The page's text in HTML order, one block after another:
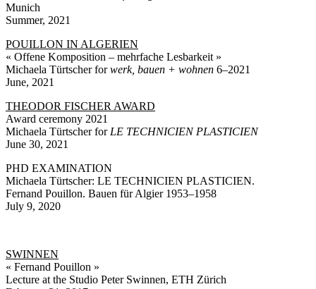
Munich
Summer, 2021
POUILLON IN ALGERIEN
« Offene Komposition – mehrfache Lesbarkeit »
Michaela Türtscher forwerk, bauen + wohnen 6–2021
June, 2021
THEODOR FISCHER AWARD
Award ceremony 2021
Michaela Türtscher for LE TECHNICIEN PLASTICIEN
June 30, 2021
PHD EXAMINATION
Michaela Türtscher: LE TECHNICIEN PLASTICIEN.
Fernand Pouillon. Bauen für Algier 1953–1958
July 9, 2020
SWINNEN
« Fernand Pouillon »
Lecture at the Studio Peter Swinnen, ETH Zürich